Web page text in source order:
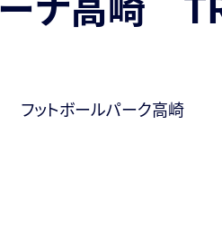
フットボールパーク高崎